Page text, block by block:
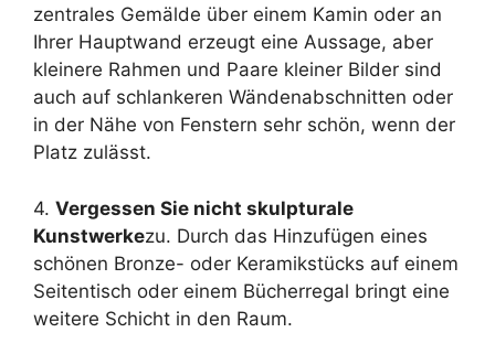
zentrales Gemälde über einem Kamin oder an
Ihrer Hauptwand erzeugt eine Aussage, aber
kleinere Rahmen und Paare kleiner Bilder sind
auch auf schlankeren Wändenabschnitten oder
in der Nähe von Fenstern sehr schön, wenn der
Platz zulässt.
4. Vergessen Sie nicht skulpturale
Kunstwerkezu. Durch das Hinzufügen eines
schönen Bronze- oder Keramikstücks auf einem
Seitentisch oder einem Bücherregal bringt eine
weitere Schicht in den Raum.